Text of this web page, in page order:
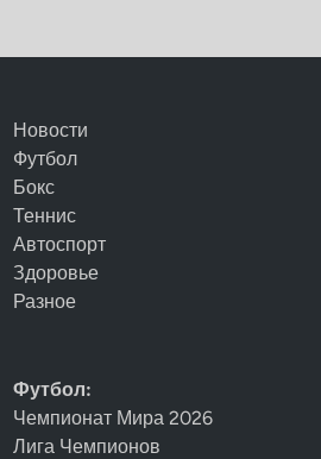
Новости
Футбол
Бокс
Теннис
Автоспорт
Здоровье
Разное
Футбол:
Чемпионат Мира 2026
Лига Чемпионов